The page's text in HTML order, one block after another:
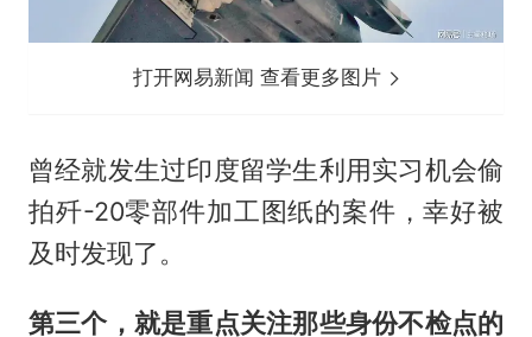
打开网易新闻 查看更多图片
曾经就发生过印度留学生利用实习机会偷
拍歼-20零部件加工图纸的案件，幸好被
及时发现了。
第三个，就是重点关注那些身份不检点的